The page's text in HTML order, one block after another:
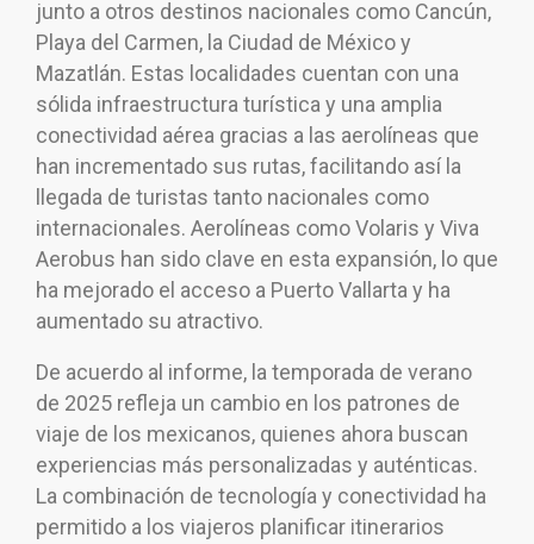
junto a otros destinos nacionales como Cancún,
Playa del Carmen, la Ciudad de México y
Mazatlán. Estas localidades cuentan con una
sólida infraestructura turística y una amplia
conectividad aérea gracias a las aerolíneas que
han incrementado sus rutas, facilitando así la
llegada de turistas tanto nacionales como
internacionales. Aerolíneas como Volaris y Viva
Aerobus han sido clave en esta expansión, lo que
ha mejorado el acceso a Puerto Vallarta y ha
aumentado su atractivo.
De acuerdo al informe, la temporada de verano
de 2025 refleja un cambio en los patrones de
viaje de los mexicanos, quienes ahora buscan
experiencias más personalizadas y auténticas.
La combinación de tecnología y conectividad ha
permitido a los viajeros planificar itinerarios